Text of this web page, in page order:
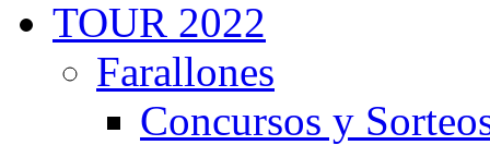
TOUR 2022
Farallones
Concursos y